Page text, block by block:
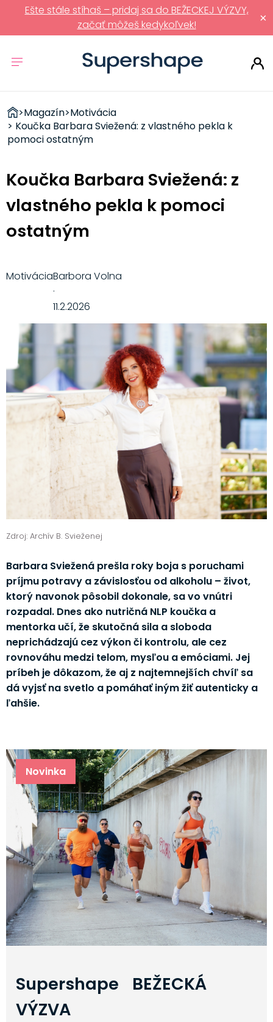
×
Ešte stále stíhaš – pridaj sa do BEŽECKEJ VÝZVY,
začať môžeš kedykoľvek!
ZDRAVÉ
RÝCHLOVKY
>Magazín>Motivácia
> Koučka Barbara Sviežená: z vlastného pekla k
pomoci ostatným
Koučka Barbara Sviežená: z
vlastného pekla k pomoci
ostatným
Zdroj: Archív B. Svieženej
Barbara Sviežená prešla roky boja s poruchami
príjmu potravy a závislosťou od alkoholu – život,
ktorý navonok pôsobil dokonale, sa vo vnútri
rozpadal. Dnes ako nutričná NLP koučka a
mentorka učí, že skutočná sila a sloboda
neprichádzajú cez výkon či kontrolu, ale cez
rovnováhu medzi telom, mysľou a emóciami. Jej
príbeh je dôkazom, že aj z najtemnejších chvíľ sa
dá vyjsť na svetlo a pomáhať iným žiť autenticky a
ľahšie.
Novinka
Supershape BEŽECKÁ
VÝZVA
MotiváciaBarbora Volna
·
11.2.2026